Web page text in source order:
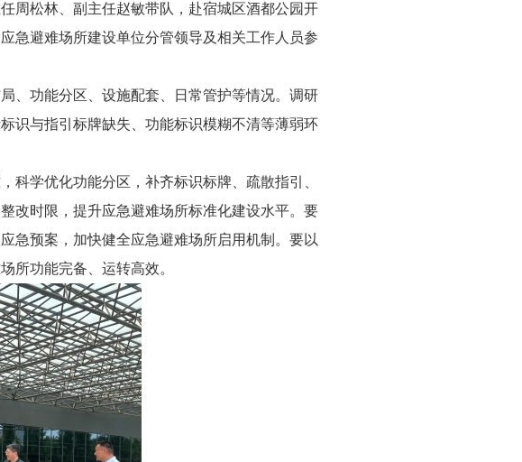
周松林、副主任赵敏带队，赴宿城区酒都公园开
急避难场所建设单位分管领导及相关工作人员参
、功能分区、设施配套、日常管护等情况。调研
识与指引标牌缺失、功能标识模糊不清等薄弱环
科学优化功能分区，补齐标识标牌、疏散指引、
改时限，提升应急避难场所标准化建设水平。要
急预案，加快健全应急避难场所启用机制。要以
所功能完备、运转高效。